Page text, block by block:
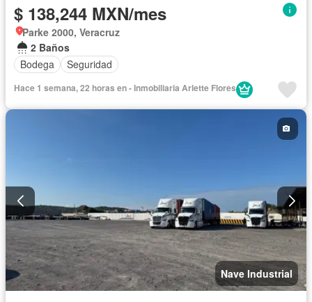
$ 138,244 MXN/mes
Parke 2000, Veracruz
2 Baños
Bodega
Seguridad
Hace 1 semana, 22 horas en - Inmobiliaria Arlette Flores
Nave Industrial